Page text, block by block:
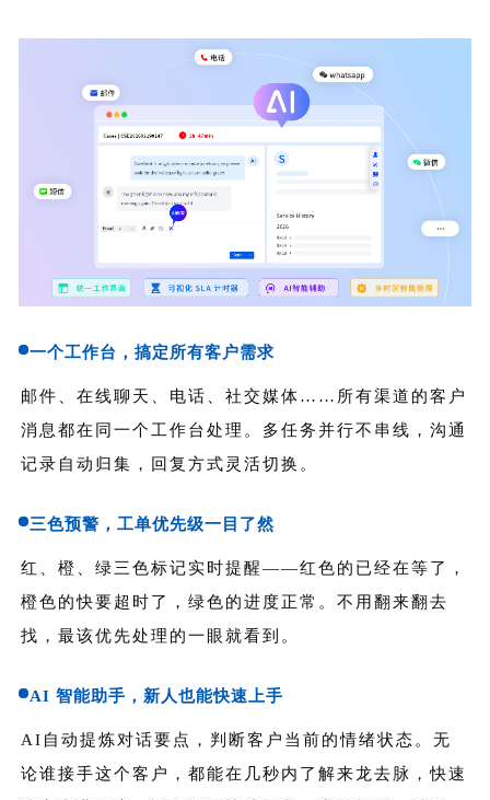
一个工作台，搞定所有客户需求
邮件、在线聊天、电话、社交媒体……所有渠道的客户
消息都在同一个工作台处理。多任务并行不串线，沟通
记录自动归集，回复方式灵活切换。
三色预警，工单优先级一目了然
红、橙、绿三色标记实时提醒——红色的已经在等了，
橙色的快要超时了，绿色的进度正常。不用翻来翻去
找，最该优先处理的一眼就看到。
AI 智能助手，新人也能快速上手
AI自动提炼对话要点，判断客户当前的情绪状态。无
论谁接手这个客户，都能在几秒内了解来龙去脉，快速